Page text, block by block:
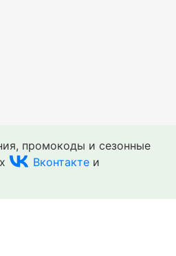
промокоды и сезонные
Вконтакте и